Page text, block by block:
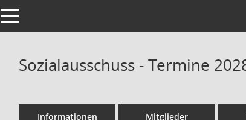
Toggle navigation
Sozialausschuss - Termine
Informationen Mitglieder